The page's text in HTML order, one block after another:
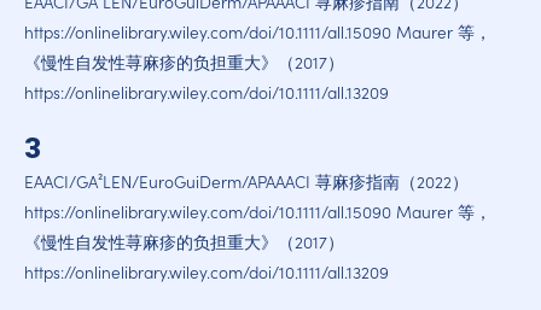
https://onlinelibrary.wiley.com/doi/10.1111/all.15090 Maurer 等，
《慢性自发性荨麻疹的负担重大》（2017）
https://onlinelibrary.wiley.com/doi/10.1111/all.13209
3
EAACI/GA²LEN/EuroGuiDerm/APAAACI 荨麻疹指南（2022）
https://onlinelibrary.wiley.com/doi/10.1111/all.15090 Maurer 等，
《慢性自发性荨麻疹的负担重大》（2017）
https://onlinelibrary.wiley.com/doi/10.1111/all.13209